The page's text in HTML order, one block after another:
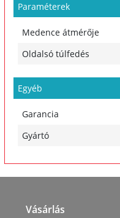
Paraméterek
Medence átmérője
Oldalsó túlfedés
Egyéb
Garancia
Gyártó
Vásárlás